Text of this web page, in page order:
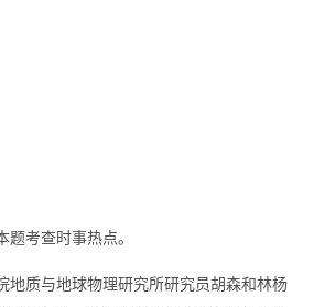
题考查时事热点。
地质与地球物理研究所研究员胡森和林杨